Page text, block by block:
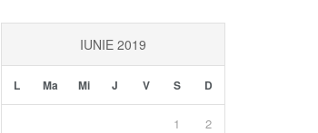
IUNIE 2019
L Ma Mi J V S D
1 2